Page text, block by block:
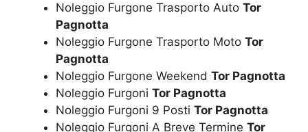
Noleggio Furgone Trasporto Auto Tor
Pagnotta
Noleggio Furgone Trasporto Moto Tor
Pagnotta
Noleggio Furgone Weekend Tor Pagnotta
Noleggio Furgoni Tor Pagnotta
Noleggio Furgoni 9 Posti Tor Pagnotta
Noleggio Furgoni A Breve Termine Tor